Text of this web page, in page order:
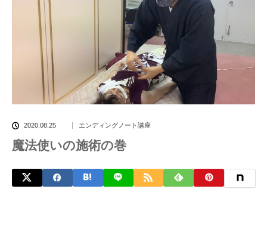
2020.08.25 エンディングノート講座
魔法使いの施術の巻